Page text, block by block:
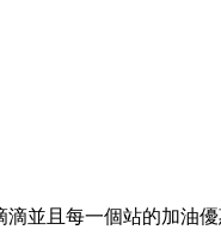
滴並且每一個站的加油